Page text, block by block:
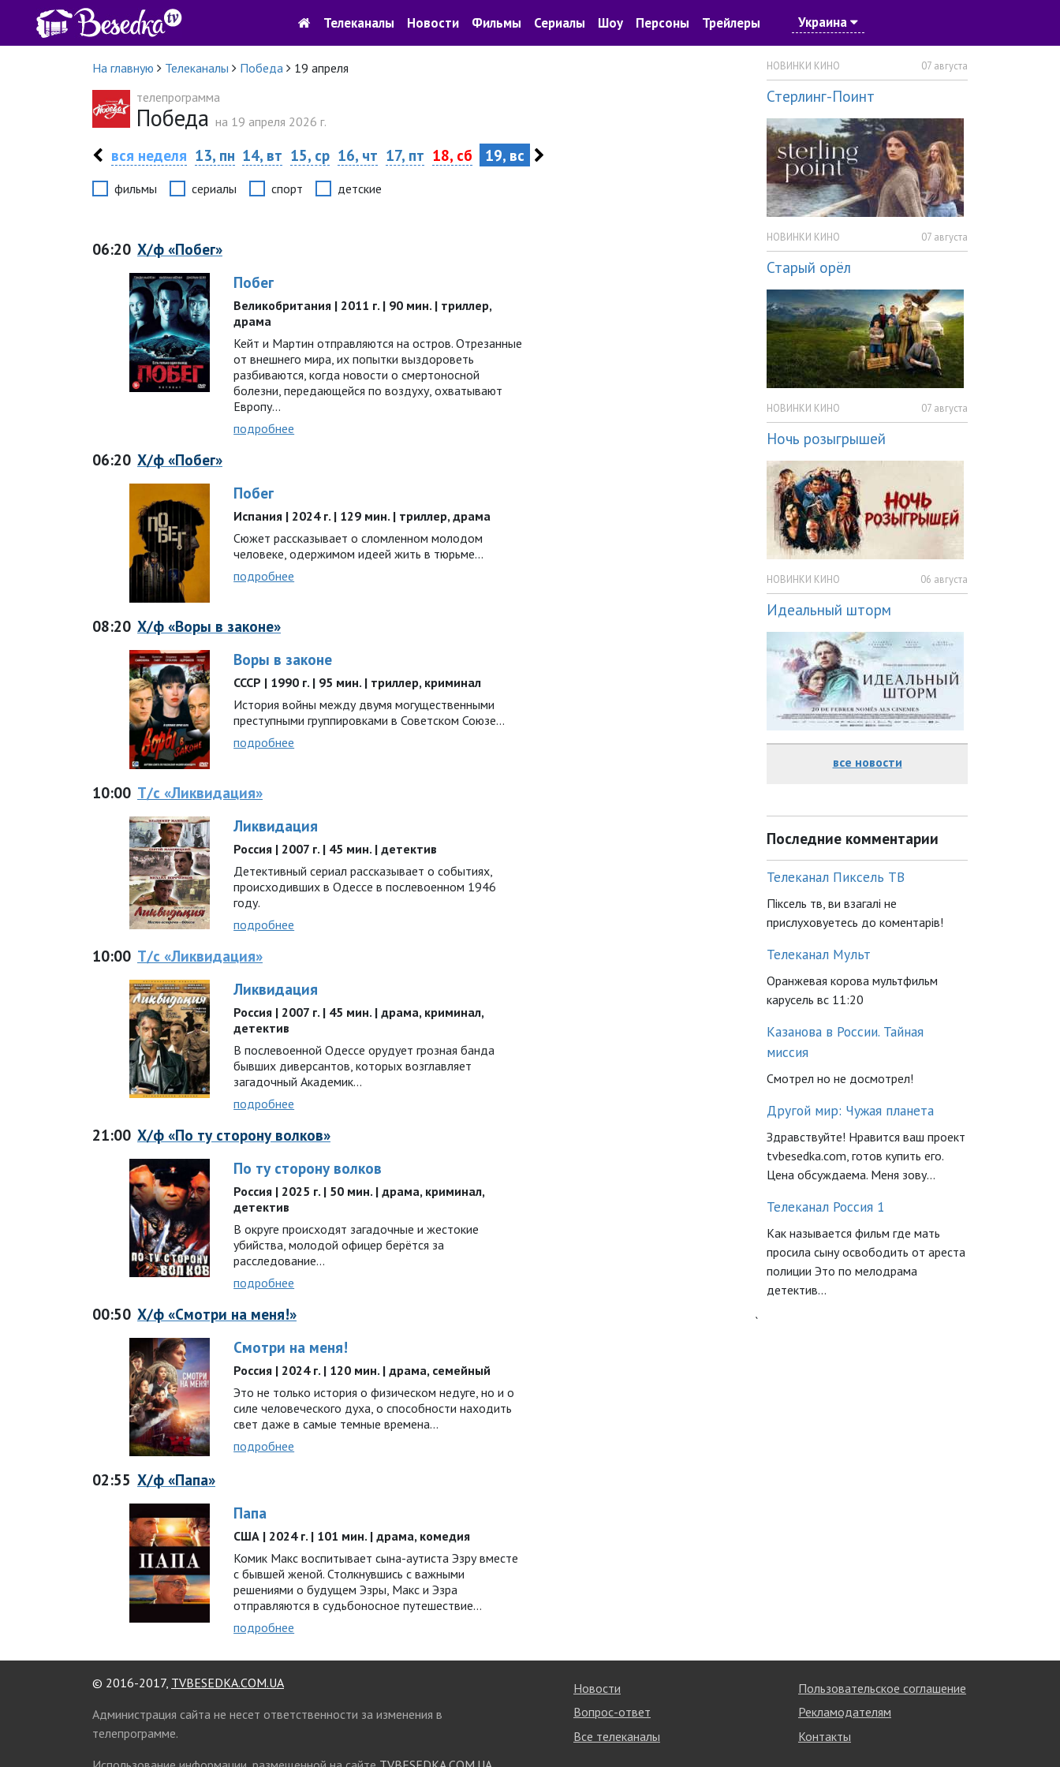
Телеканалы Новости Фильмы Сериалы Шоу Персоны Трейлеры Украина
На главную Телеканалы Победа
19 апреля
телепрограмма
Победа на 19 апреля 2026 г.
вся неделя 13, пн 14, вт 15, ср 16, чт 17, пт 18, сб 19, вс
фильмы сериалы спорт детские
06:20 Х/ф «Побег»
Побег
Великобритания | 2011 г. | 90 мин. | триллер,
драма
Кейт и Мартин отправляются на остров. Отрезанные
от внешнего мира, их попытки выздороветь
разбиваются, когда новости о смертоносной
болезни, передающейся по воздуху, охватывают
Европу...
подробнее
06:20 Х/ф «Побег»
Побег
Испания | 2024 г. | 129 мин. | триллер, драма
Сюжет рассказывает о сломленном молодом
человеке, одержимом идеей жить в тюрьме…
подробнее
08:20 Х/ф «Воры в законе»
Воры в законе
СССР | 1990 г. | 95 мин. | триллер, криминал
История войны между двумя могущественными
преступными группировками в Советском Союзе…
подробнее
10:00 Т/с «Ликвидация»
Ликвидация
Россия | 2007 г. | 45 мин. | детектив
Детективный сериал рассказывает о событиях,
происходивших в Одессе в послевоенном 1946
году.
подробнее
10:00 Т/с «Ликвидация»
Ликвидация
Россия | 2007 г. | 45 мин. | драма, криминал,
детектив
В послевоенной Одессе орудует грозная банда
бывших диверсантов, которых возглавляет
загадочный Академик...
подробнее
21:00 Х/ф «По ту сторону волков»
По ту сторону волков
Россия | 2025 г. | 50 мин. | драма, криминал,
детектив
В округе происходят загадочные и жестокие
убийства, молодой офицер берётся за
расследование…
подробнее
00:50 Х/ф «Смотри на меня!»
Смотри на меня!
Россия | 2024 г. | 120 мин. | драма, семейный
Это не только история о физическом недуге, но и о
силе человеческого духа, о способности находить
свет даже в самые темные времена…
подробнее
02:55 Х/ф «Папа»
Папа
США | 2024 г. | 101 мин. | драма, комедия
Комик Макс воспитывает сына-аутиста Эзру вместе
с бывшей женой. Столкнувшись с важными
решениями о будущем Эзры, Макс и Эзра
отправляются в судьбоносное путешествие…
подробнее
НОВИНКИ КИНО 07 августа
Стерлинг-Поинт
НОВИНКИ КИНО 07 августа
Старый орёл
НОВИНКИ КИНО 07 августа
Ночь розыгрышей
НОВИНКИ КИНО 06 августа
Идеальный шторм
все новости
Последние комментарии
Телеканал Пиксель ТВ
Піксель тв, ви взагалі не
прислуховуетесь до коментарів!
Телеканал Мульт
Оранжевая корова мультфильм
карусель вс 11:20
Казанова в России. Тайная
миссия
Смотрел но не досмотрел!
Другой мир: Чужая планета
Здравствуйте! Нравится ваш проект
tvbesedka.com, готов купить его.
Цена обсуждаема. Меня зову...
Телеканал Россия 1
Как называется фильм где мать
просила сыну освободить от ареста
полиции Это по мелодрама
детектив...
`
© 2016-2017, TVBESEDKA.COM.UA
Администрация сайта не несет ответственности за изменения в
телепрограмме.
Новости
Вопрос-ответ
Все телеканалы
Пользовательское соглашение
Рекламодателям
Контакты